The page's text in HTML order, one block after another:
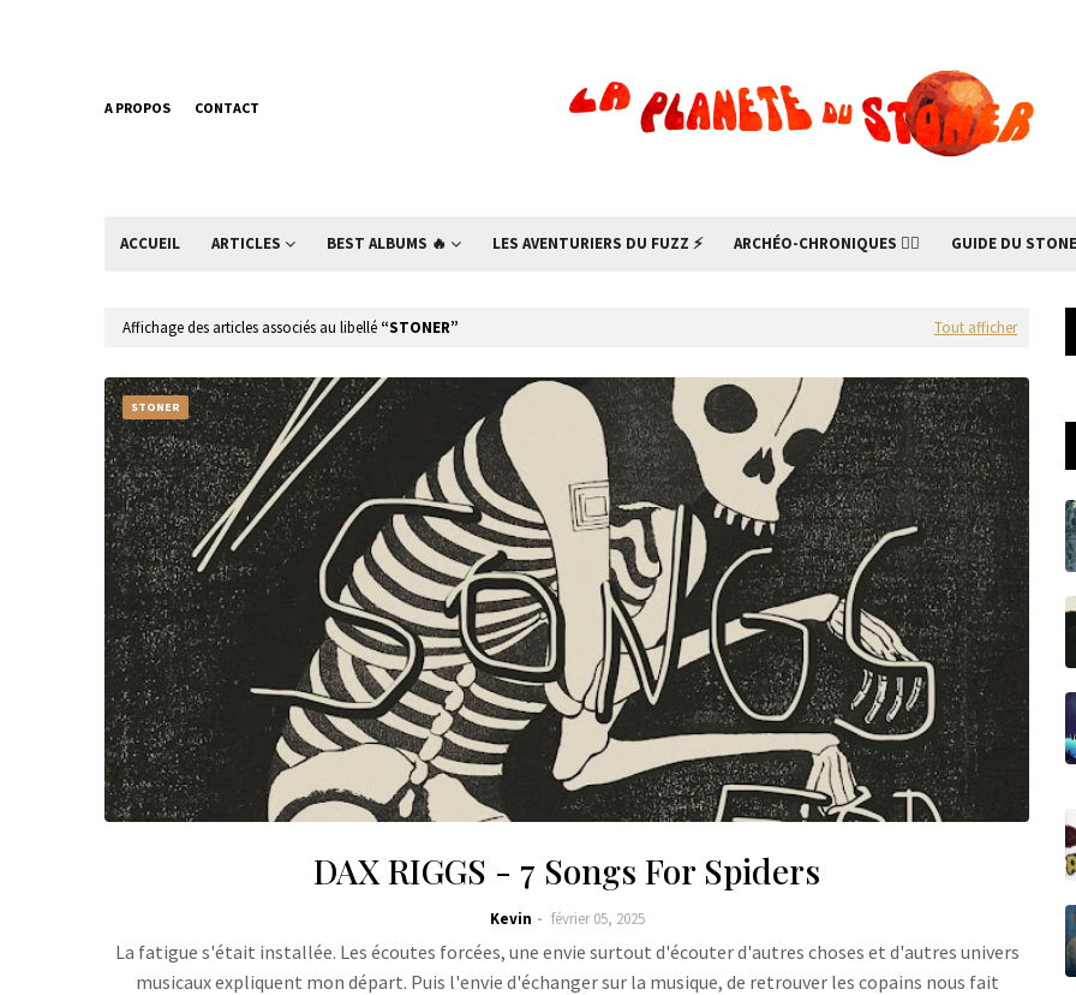
A PROPOS CONTACT
ACCUEIL ARTICLES BEST ALBUMS 🔥 LES AVENTURIERS DU FUZZ ⚡ ARCHÉO-CHRONIQUES 🧙‍♂ GUIDE DU
Affichage des articles associés au libellé STONER Tout afficher
STONER
DAX RIGGS - 7 Songs For Spiders
Kevin février 05, 2025
La fatigue s'était installée. Les écoutes forcées, une envie surtout d'écouter d'autres choses et d'autres univers
musicaux expliquent mon départ. Puis l'envie d'échanger sur la musique, de retrouver les copains nous fait